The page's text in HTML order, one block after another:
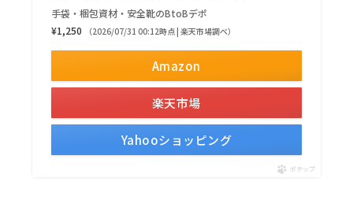
手袋・梱包資材・安全靴のBtoBデポ
¥1,250
（2026/07/31 00:12時点 | 楽天市場調べ）
Amazon
楽天市場
Yahooショッピング
ポチップ